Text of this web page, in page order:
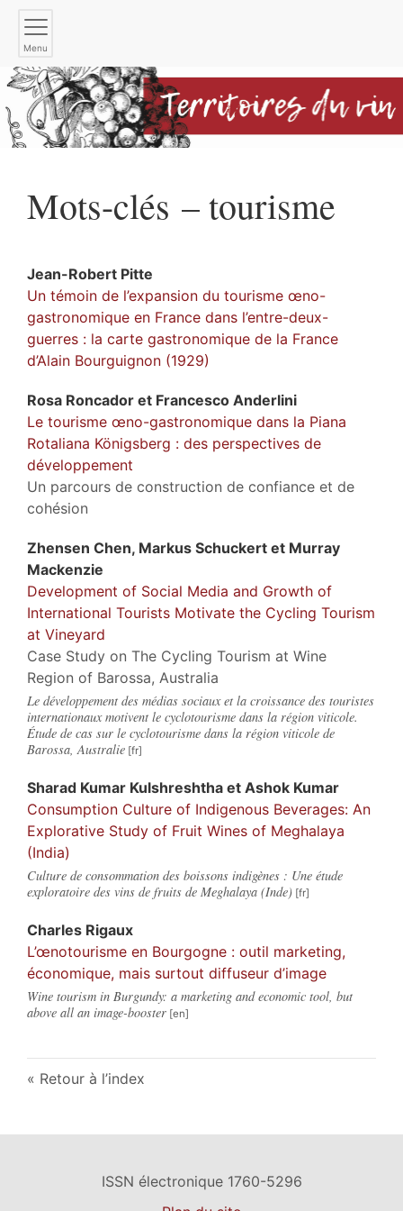
Menu
Mots-clés – tourisme
Jean-Robert Pitte
Un témoin de l’expansion du tourisme œno-
gastronomique en France dans l’entre-deux-
guerres : la carte gastronomique de la France
d’Alain Bourguignon (1929)
Rosa Roncador et Francesco Anderlini
Le tourisme œno-gastronomique dans la Piana
Rotaliana Königsberg : des perspectives de
développement
Un parcours de construction de confiance et de
cohésion
Zhensen Chen, Markus Schuckert et Murray
Mackenzie
Development of Social Media and Growth of
International Tourists Motivate the Cycling Tourism
at Vineyard
Case Study on The Cycling Tourism at Wine
Region of Barossa, Australia
Le développement des médias sociaux et la croissance des touristes
internationaux motivent le cyclotourisme dans la région viticole.
Étude de cas sur le cyclotourisme dans la région viticole de
Barossa, Australie
Sharad Kumar Kulshreshtha et Ashok Kumar
Consumption Culture of Indigenous Beverages: An
Explorative Study of Fruit Wines of Meghalaya
(India)
Culture de consommation des boissons indigènes : Une étude
exploratoire des vins de fruits de Meghalaya (Inde)
Charles Rigaux
L’œnotourisme en Bourgogne : outil marketing,
économique, mais surtout diffuseur d’image
Wine tourism in Burgundy: a marketing and economic tool, but
above all an image-booster
Retour à l’index
ISSN électronique 1760-5296